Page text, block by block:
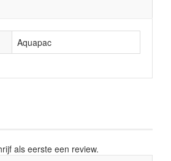
Aquapac
als eerste een review.